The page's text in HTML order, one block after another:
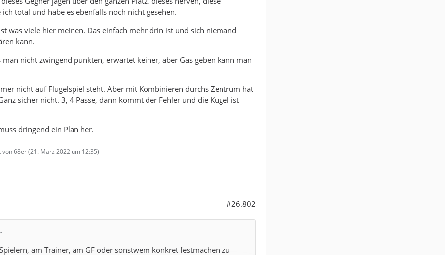
total und habe es ebenfalls noch nicht gesehen.
was viele hier meinen. Das einfach mehr drin ist und sich niemand
kann.
nicht zwingend punkten, erwartet keiner, aber Gas geben kann man
nicht auf Flügelspiel steht. Aber mit Kombinieren durchs Zentrum hat
sicher nicht. 3, 4 Pässe, dann kommt der Fehler und die Kugel ist
dringend ein Plan her.
von 68er (21. März 2022 um 12:35)
#26.802
am Trainer, am GF oder sonstwem konkret festmachen zu